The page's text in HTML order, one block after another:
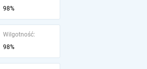
98%
Wilgotność:
98%